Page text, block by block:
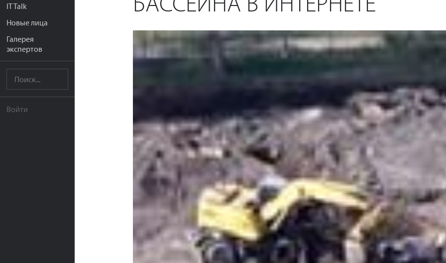
IT Talk
Новые лица
Галерея
экспертов
Войти